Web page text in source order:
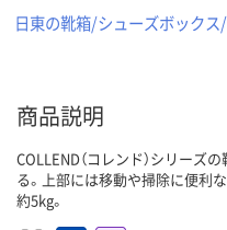
日東の靴箱/シューズボック
商品説明
COLLEND（コレンド）シリーズ
る。上部には移動や掃除に便利
約5kg。